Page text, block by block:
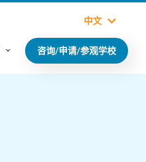
中文
咨询/申请/参观学校